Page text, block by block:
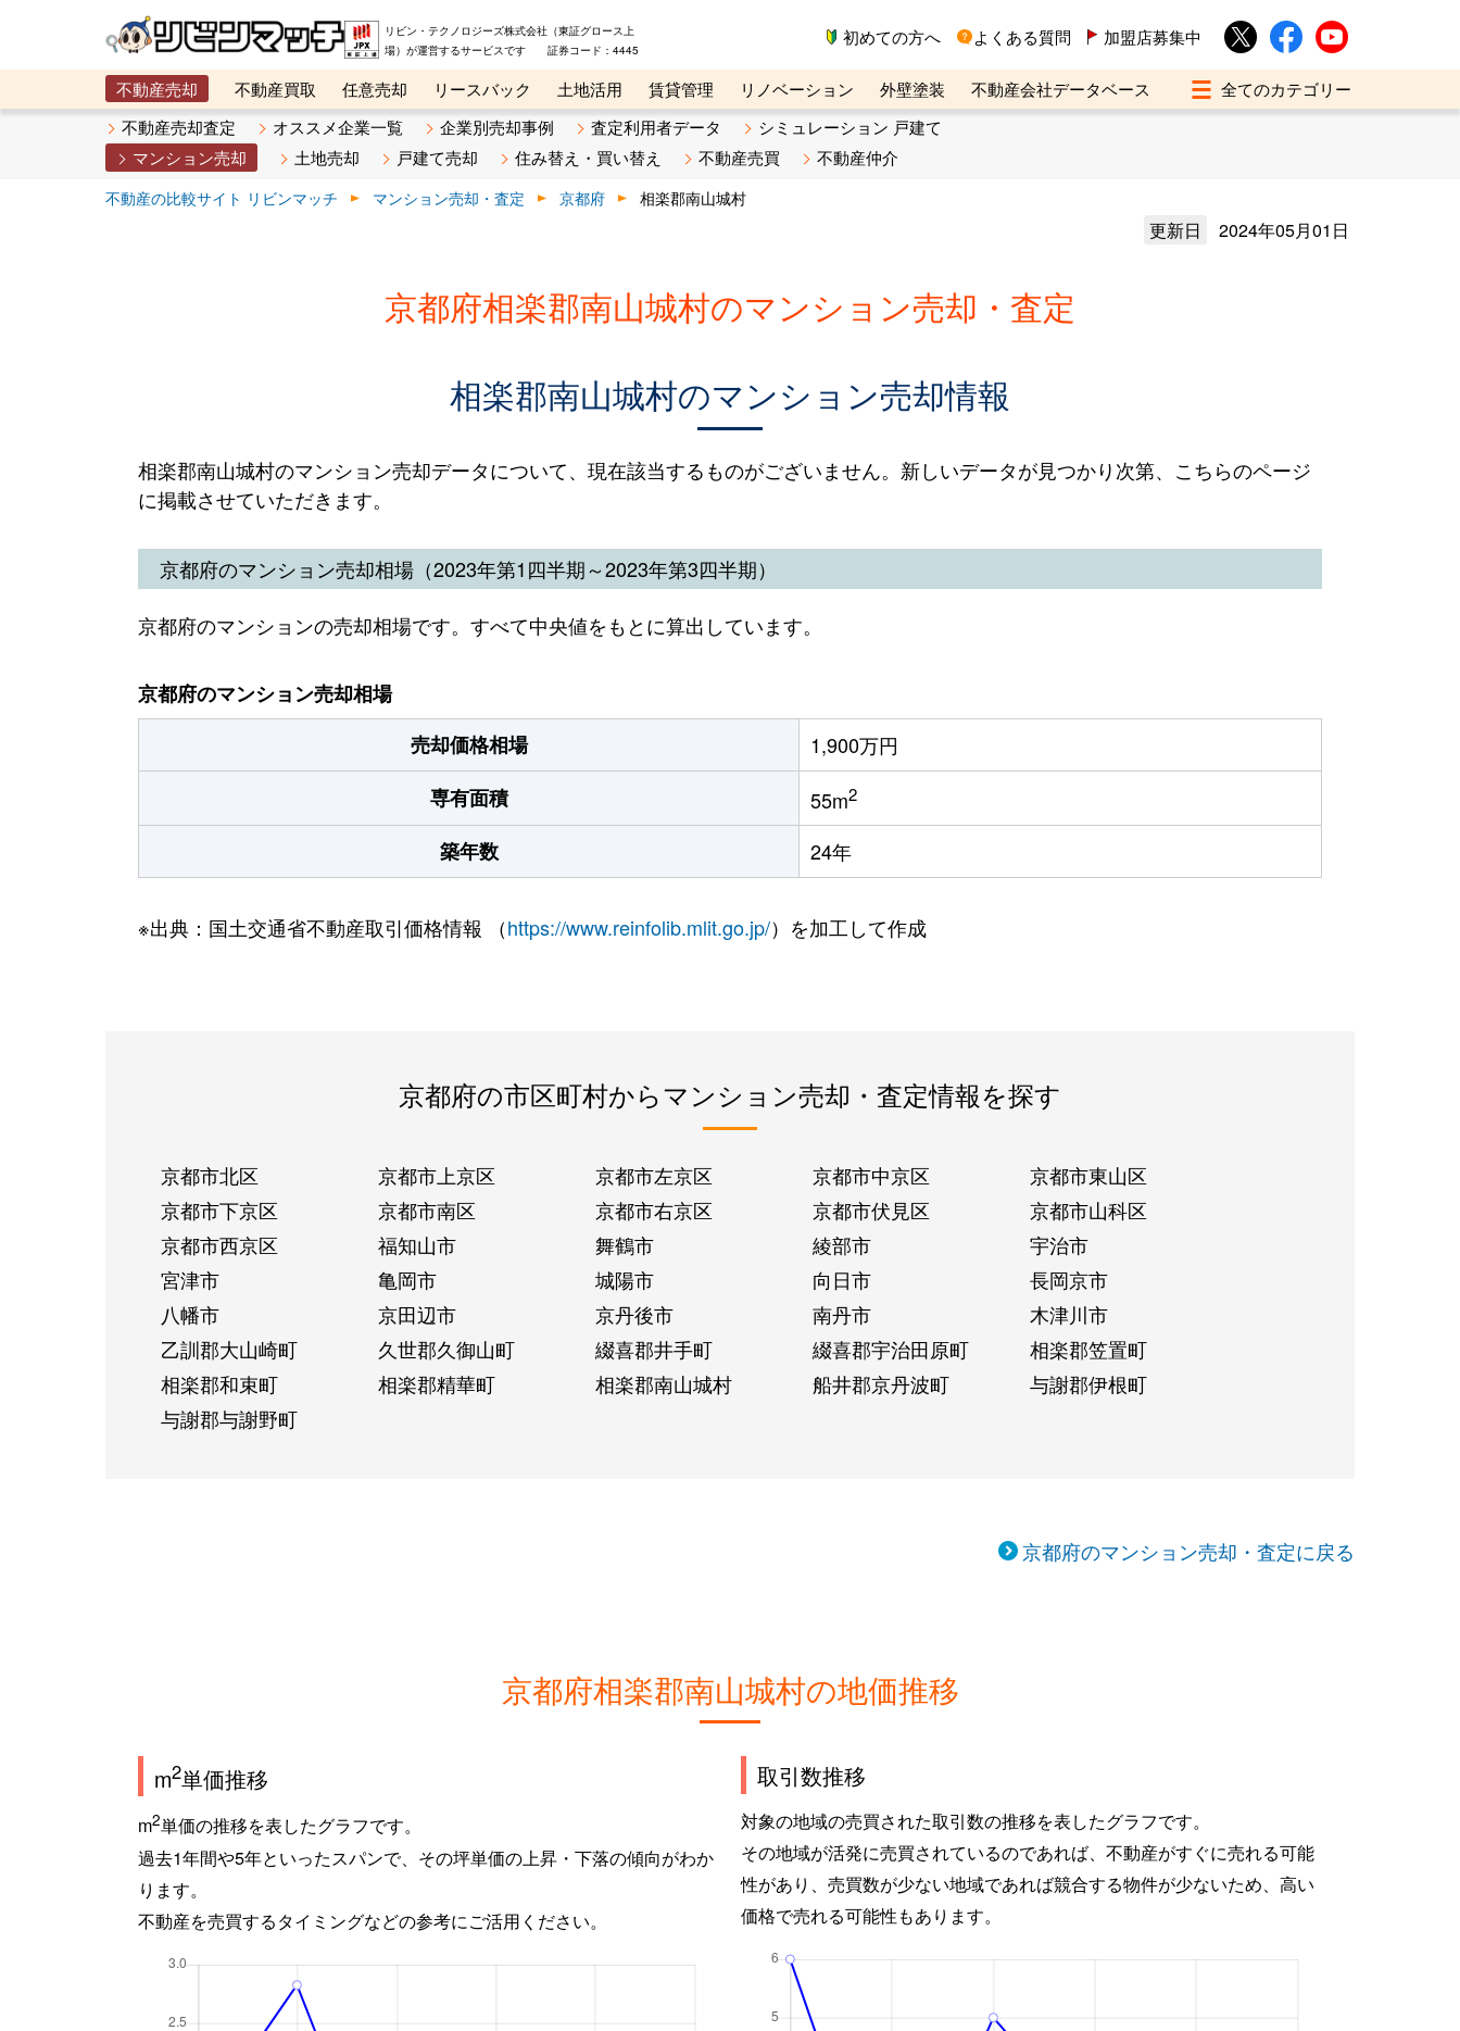
リビン・テクノロジーズ株式会社（東証グロース上
場）が運営するサービスです 証券コード：4445
初めての方へ よくある質問 加盟店募集中
不動産売却 不動産買取 任意売却 リースバック 土地活用 賃貸管理 リノベーション 外壁塗装
不動産会社データベース
メタ住宅展示場
ベスト不動産カンパニー オンライン講座 リビンマガジンBiz 不動産売却ご相談デスク
不動産売却査定 オススメ企業一覧 企業別売却事例 査定利用者データ
シミュレーション 戸建て
マンション売却
土地売却 戸建て売却 住み替え・買い替え 不動産売買 不動産仲介
不動産の比較サイト リビンマッチ マンション売却・査定 京都府 相楽郡南山城村
更新日 2024年05月01日
京都府相楽郡南山城村のマンション売却・査定
相楽郡南山城村のマンション売却情報
相楽郡南山城村のマンション売却データについて、現在該当するものがございません。新しいデータが見つかり次第、こちらのページ
に掲載させていただきます。
京都府のマンション売却相場（2023年第1四半期～2023年第3四半期）
京都府のマンションの売却相場です。すべて中央値をもとに算出しています。
京都府のマンション売却相場
売却価格相場
1,900万円
専有面積
55m2
築年数 24年
※出典：国土交通省不動産取引価格情報 （https://www.reinfolib.mlit.go.jp/）を加工して作成
京都府の市区町村からマンション売却・査定情報を探す
京都市北区 京都市上京区 京都市左京区 京都市中京区
京都市東山区
京都市下京区
京都市南区 京都市右京区 京都市伏見区
京都市山科区
京都市西京区
福知山市 舞鶴市 綾部市
宇治市
宮津市
亀岡市 城陽市 向日市
長岡京市
八幡市
京田辺市 京丹後市 南丹市
木津川市
乙訓郡大山崎町
久世郡久御山町 綴喜郡井手町 綴喜郡宇治田原町
相楽郡笠置町
相楽郡和束町
相楽郡精華町 相楽郡南山城村 船井郡京丹波町
与謝郡伊根町
与謝郡与謝野町
京都府のマンション売却・査定に戻る
京都府相楽郡南山城村の地価推移
m2単価推移
m2単価の推移を表したグラフです。
過去1年間や5年といったスパンで、その坪単価の上昇・下落の傾向がわか
ります。
不動産を売買するタイミングなどの参考にご活用ください。
取引数推移
対象の地域の売買された取引数の推移を表したグラフです。
その地域が活発に売買されているのであれば、不動産がすぐに売れる可能
性があり、売買数が少ない地域であれば競合する物件が少ないため、高い
価格で売れる可能性もあります。